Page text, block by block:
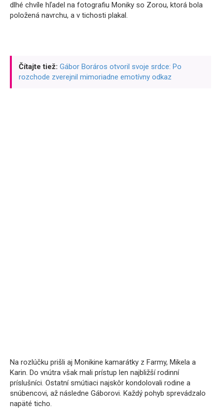
dlhé chvíle hľadel na fotografiu Moniky so Zorou, ktorá bola
položená navrchu, a v tichosti plakal.
Čítajte tiež: Gábor Boráros otvoril svoje srdce: Po
rozchode zverejnil mimoriadne emotívny odkaz
Na rozlúčku prišli aj Monikine kamarátky z Farmy, Mikela a
Karin. Do vnútra však mali prístup len najbližší rodinní
príslušníci. Ostatní smútiaci najskôr kondolovali rodine a
snúbencovi, až následne Gáborovi. Každý pohyb sprevádzalo
napäté ticho.